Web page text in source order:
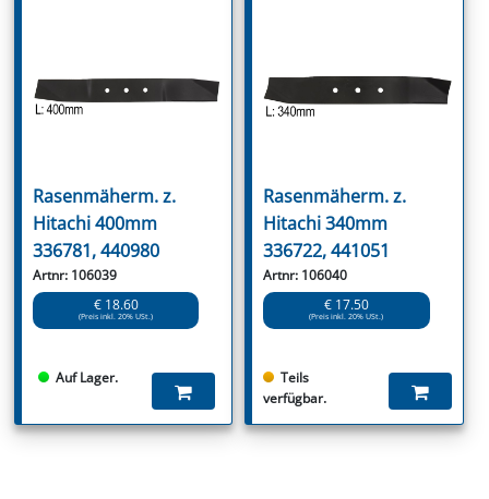
Rasenmäherm. z.
Hitachi 400mm
336781, 440980
Artnr: 106039
€ 18.60
(Preis inkl. 20% USt.)
Auf Lager.
Rasenmäherm. z.
Hitachi 340mm
336722, 441051
Artnr: 106040
€ 17.50
(Preis inkl. 20% USt.)
Teils
verfügbar.